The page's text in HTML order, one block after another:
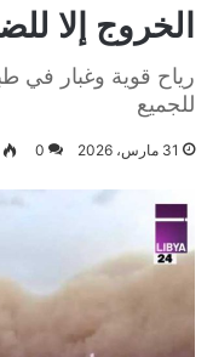
الخروج إلا
رياح قوية وغبار في
للجميع
31 مارس، 2026 0